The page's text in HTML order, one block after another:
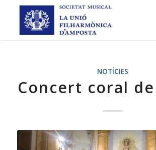
NOTÍCIES
Concert coral